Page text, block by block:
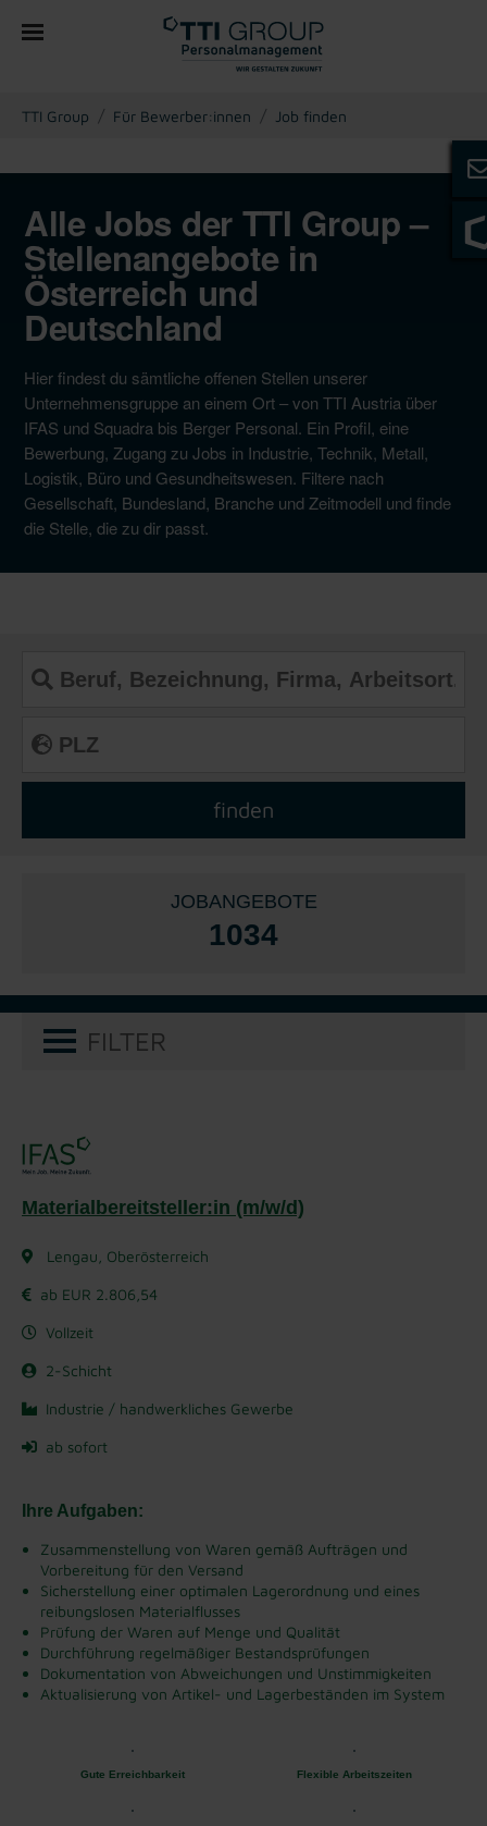
You are here:
TTI Group Für Bewerber:innen Job finden
Alle Jobs der TTI Group –
Stellenangebote in
Österreich und
Deutschland
Hier findest du sämtliche offenen Stellen unserer
Unternehmensgruppe an einem Ort – von TTI Austria über
IFAS und Squadra bis Berger Personal. Ein Profil, eine
Bewerbung, Zugang zu Jobs in Industrie, Technik, Metall,
Logistik, Büro und Gesundheitswesen. Filtere nach
Gesellschaft, Bundesland, Branche und Zeitmodell und finde
die Stelle, die zu dir passt.
JOBANGEBOTE
1034
FILTER
Materialbereitsteller:in (m/w/d)
Lengau, Oberösterreich
ab EUR 2.806,54
Vollzeit
2-Schicht
Industrie / handwerkliches Gewerbe
ab sofort
Ihre Aufgaben:
Zusammenstellung von Waren gemäß Aufträgen und
Vorbereitung für den Versand
Sicherstellung einer optimalen Lagerordnung und eines
reibungslosen Materialflusses
Prüfung der Waren auf Menge und Qualität
Durchführung regelmäßiger Bestandsprüfungen
Dokumentation von Abweichungen und Unstimmigkeiten
Aktualisierung von Artikel- und Lagerbeständen im System
Gute Erreichbarkeit Flexible Arbeitszeiten